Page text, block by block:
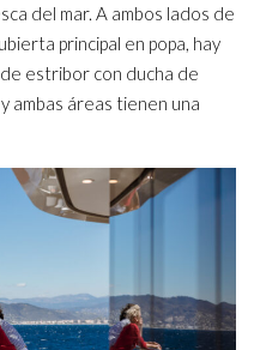
del mar. A ambos lados de
principal en popa, hay
de estribor con ducha de
ambas áreas tienen una